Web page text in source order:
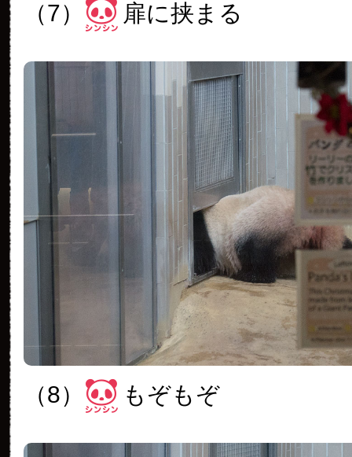
（7） 扉に挟まる
（8） もぞもぞ